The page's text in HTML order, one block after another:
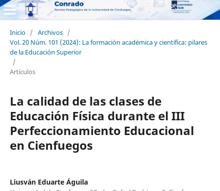
Inicio / Archivos /
Vol. 20 Núm. 101 (2024): La formación académica y científica: pilares
de la Educación Superior
/
Artículos
La calidad de las clases de
Educación Física durante el III
Perfeccionamiento Educacional
en Cienfuegos
Liusván Eduarte Águila